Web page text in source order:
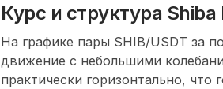
Курс и структура Shiba
На графике пары SHIB/USDT за
движение с небольшими
практически горизонтально, что